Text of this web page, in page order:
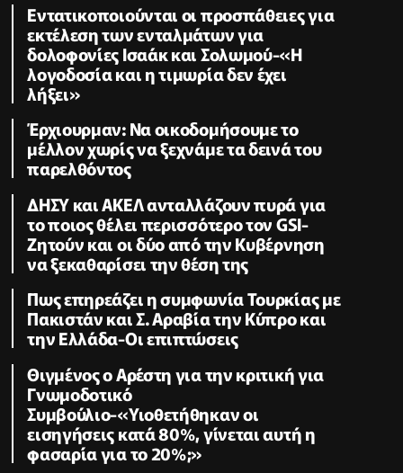
Εντατικοποιούνται οι προσπάθειες για
εκτέλεση των ενταλμάτων για
δολοφονίες Ισαάκ και Σολωμού-«Η
λογοδοσία και η τιμωρία δεν έχει
λήξει»
Έρχιουρμαν: Να οικοδομήσουμε το
μέλλον χωρίς να ξεχνάμε τα δεινά του
παρελθόντος
ΔΗΣΥ και ΑΚΕΛ ανταλλάζουν πυρά για
το ποιος θέλει περισσότερο τον GSI-
Ζητούν και οι δύο από την Κυβέρνηση
να ξεκαθαρίσει την θέση της
Πως επηρεάζει η συμφωνία Τουρκίας με
Πακιστάν και Σ. Αραβία την Κύπρο και
την Ελλάδα-Οι επιπτώσεις
Θιγμένος ο Αρέστη για την κριτική για
Γνωμοδοτικό
Συμβούλιο-«Υιοθετήθηκαν οι
εισηγήσεις κατά 80%, γίνεται αυτή η
φασαρία για το 20%;»